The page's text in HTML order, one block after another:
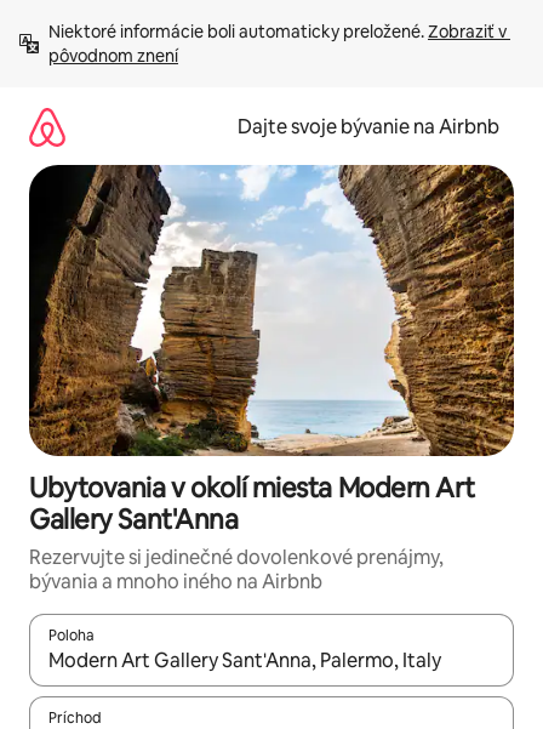
obsah.
Niektoré informácie boli automaticky preložené. Zobraziť v
pôvodnom znení
Dajte svoje bývanie na Airbnb
Ubytovania v okolí miesta Modern Art
Gallery Sant'Anna
Rezervujte si jedinečné dovolenkové prenájmy,
bývania a mnoho iného na Airbnb
Poloha
Keď budú výsledky k dispozícii, môžete si ich prechádzať
Príchod